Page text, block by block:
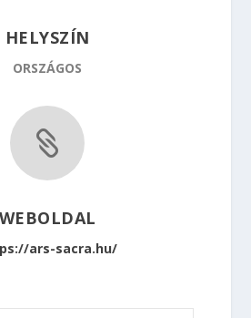
HELYSZÍN
ORSZÁGOS

WEBOLDAL
ars-sacra.hu/